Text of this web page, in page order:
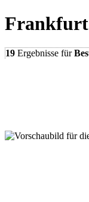
Frankfurt
19 Ergebnisse für